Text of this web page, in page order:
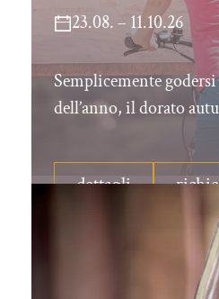
23.08. – 11.10.26
Semplicemente
dell’anno, il dorato
dettagli